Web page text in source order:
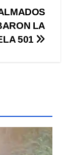
LA
501